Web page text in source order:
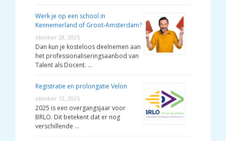
Werk je op een school in
Kennemerland of Groot-Amsterdam?
oktober 28, 2025
Dan kun je kosteloos deelnemen aan
het professionaliseringsaanbod van
Talent als Docent. …
Registratie en prolongatie Velon
oktober 12, 2025
2025 is een overgangsjaar voor
BRLO. Dit betekent dat er nog
verschillende …